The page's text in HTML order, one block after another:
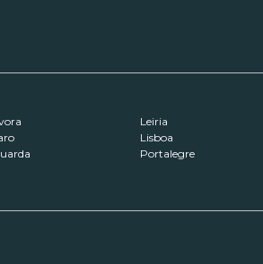
Leiria
Lisboa
Portalegre